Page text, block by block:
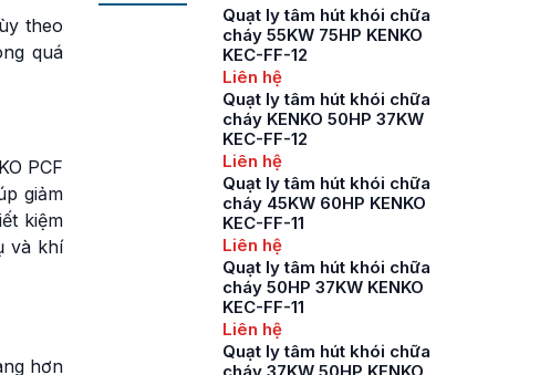
theo
quá
PCF
giảm
kiệm
và khí
hơn
Quạt ly tâm hút khói chữa
cháy 55KW 75HP KENKO
KEC-FF-12
Liên hệ
Quạt ly tâm hút khói chữa
cháy KENKO 50HP 37KW
KEC-FF-12
Liên hệ
Quạt ly tâm hút khói chữa
cháy 45KW 60HP KENKO
KEC-FF-11
Liên hệ
Quạt ly tâm hút khói chữa
cháy 50HP 37KW KENKO
KEC-FF-11
Liên hệ
Quạt ly tâm hút khói chữa